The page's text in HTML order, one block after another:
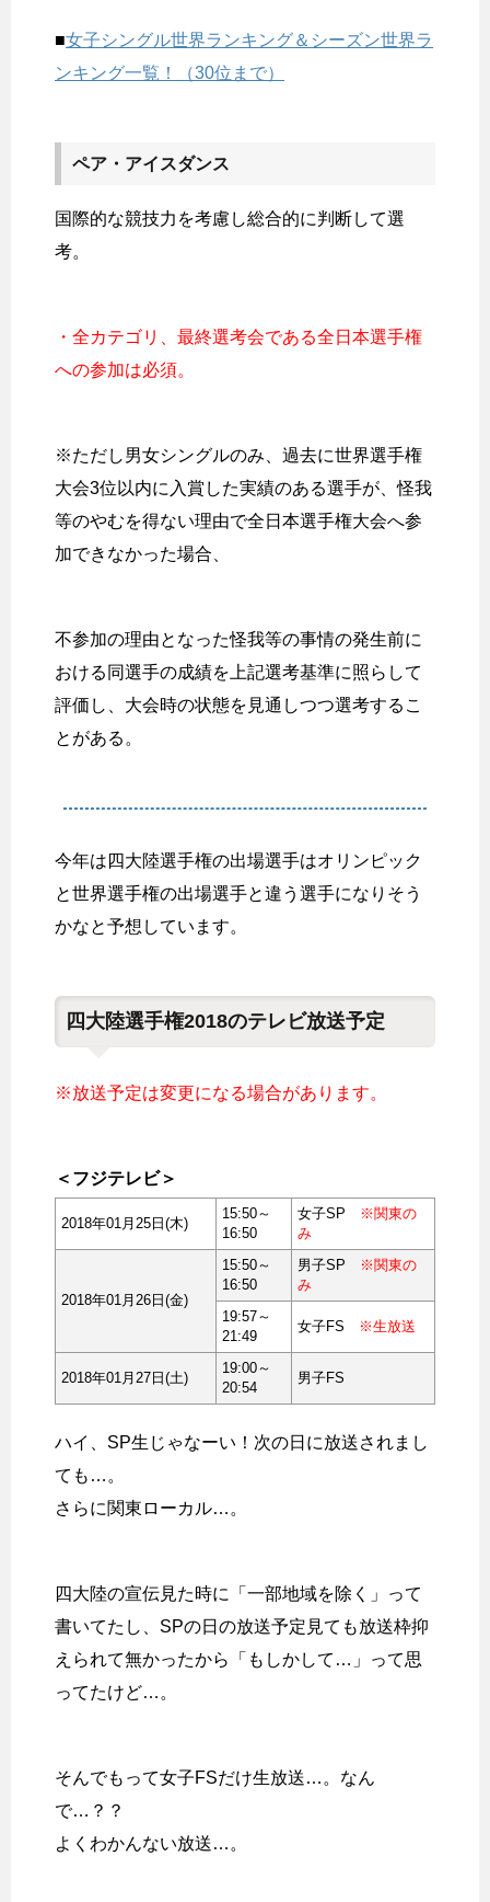
■女子シングル世界ランキング＆シーズン世界ラ
ンキング一覧！（30位まで）
ペア・アイスダンス
国際的な競技力を考慮し総合的に判断して選
考。
・全カテゴリ、最終選考会である全日本選手権
への参加は必須。
※ただし男女シングルのみ、過去に世界選手権
大会3位以内に入賞した実績のある選手が、怪我
等のやむを得ない理由で全日本選手権大会へ参
加できなかった場合、
不参加の理由となった怪我等の事情の発生前に
おける同選手の成績を上記選考基準に照らして
評価し、大会時の状態を見通しつつ選考するこ
とがある。
今年は四大陸選手権の出場選手はオリンピック
と世界選手権の出場選手と違う選手になりそう
かなと予想しています。
四大陸選手権2018のテレビ放送予定
※放送予定は変更になる場合があります。
＜フジテレビ＞
2018年01月25日(木)
15:50～
16:50
女子SP
※関東の
み
2018年01月26日(金)
15:50～
16:50
男子SP
※関東の
み
19:57～
21:49
女子FS ※生放送
2018年01月27日(土)
19:00～
20:54
男子FS
ハイ、SP生じゃなーい！次の日に放送されまし
ても…。
さらに関東ローカル…。
四大陸の宣伝見た時に「一部地域を除く」って
書いてたし、SPの日の放送予定見ても放送枠抑
えられて無かったから「もしかして…」って思
ってたけど…。
そんでもって女子FSだけ生放送…。なん
で…？？
よくわかんない放送…。